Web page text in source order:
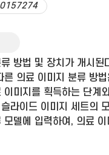
방법 및 장치가 개시된
른 의료 이미지 분류 방법
이미지를 획득하는 단계
라이드 이미지 세트의
모델에 입력하여, 의료
턴스 특징(feature)을 추